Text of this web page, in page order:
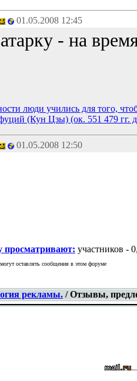
01.05.2008 12:45
- на
люди учились для того,
(Кун Цзы) (ок. 551 479 гг.
01.05.2008 12:50
просматривают: участников -
оставлять сообщения в этом форуме
рекламы. / Отзывы,